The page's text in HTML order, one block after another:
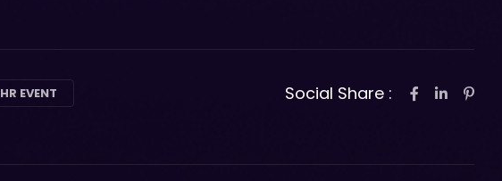
HR EVENT
Social Share :